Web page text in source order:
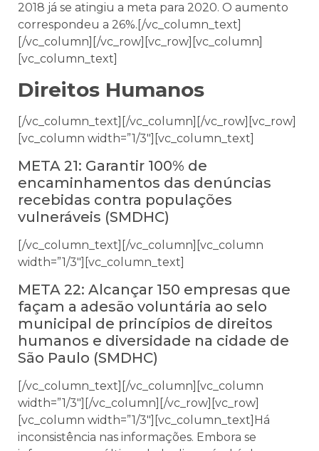
2018 já se atingiu a meta para 2020. O aumento
correspondeu a 26%.[/vc_column_text]
[/vc_column][/vc_row][vc_row][vc_column]
[vc_column_text]
Direitos Humanos
[/vc_column_text][/vc_column][/vc_row][vc_row]
[vc_column width=”1/3″][vc_column_text]
META 21: Garantir 100% de
encaminhamentos das denúncias
recebidas contra populações
vulneráveis (SMDHC)
[/vc_column_text][/vc_column][vc_column
width=”1/3″][vc_column_text]
META 22: Alcançar 150 empresas que
façam a adesão voluntária ao selo
municipal de princípios de direitos
humanos e diversidade na cidade de
São Paulo (SMDHC)
[/vc_column_text][/vc_column][vc_column
width=”1/3″][/vc_column][/vc_row][vc_row]
[vc_column width=”1/3″][vc_column_text]Há
inconsistência nas informações. Embora se